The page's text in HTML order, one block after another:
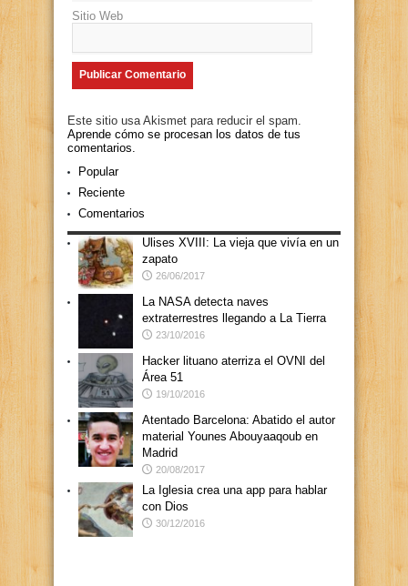
Sitio Web
Este sitio usa Akismet para reducir el spam.
Aprende cómo se procesan los datos de tus
comentarios.
Popular
Reciente
Comentarios
Ulises XVIII: La vieja que vivía en un
zapato
26/06/2017
La NASA detecta naves
extraterrestres llegando a La Tierra
23/10/2016
Hacker lituano aterriza el OVNI del
Área 51
19/10/2016
Atentado Barcelona: Abatido el autor
material Younes Abouyaaqoub en
Madrid
20/08/2017
La Iglesia crea una app para hablar
con Dios
30/12/2016